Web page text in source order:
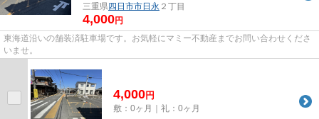
三重県四日市市日永 ２丁目
4,000円
東海道沿いの舗装済駐車場です。お気軽にマミー不動産までお問い合わせくださ
いませ。
4,000円
敷：0ヶ月｜礼：0ヶ月